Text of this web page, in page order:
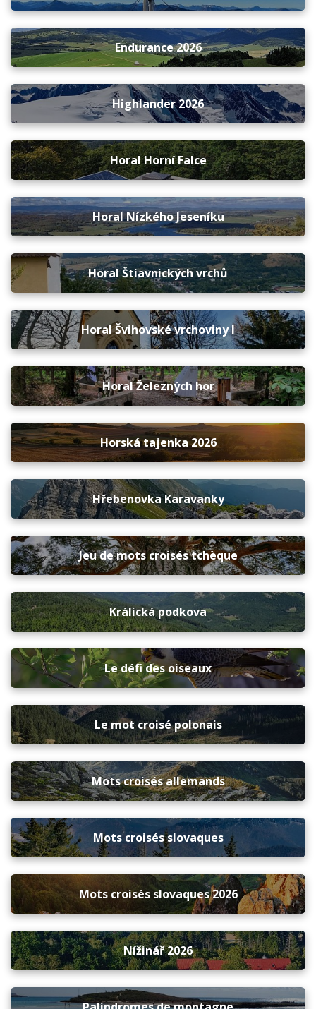
Endurance 2026
Highlander 2026
Horal Horní Falce
Horal Nízkého Jeseníku
Horal Štiavnických vrchů
Horal Švihovské vrchoviny I
Horal Železných hor
Horská tajenka 2026
Hřebenovka Karavanky
Jeu de mots croisés tchèque
Králická podkova
Le défi des oiseaux
Le mot croisé polonais
Mots croisés allemands
Mots croisés slovaques
Mots croisés slovaques 2026
Nížinář 2026